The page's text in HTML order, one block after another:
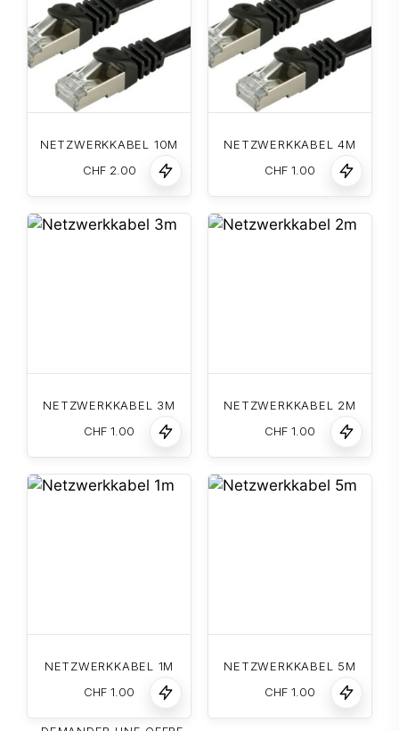
NETZWERKKABEL 10M
CHF2.00
NETZWERKKABEL 4M
CHF 1.00
NETZWERKKABEL 3M
CHF 1.00
NETZWERKKABEL 2M
CHF 1.00
NETZWERKKABEL 1M
CHF 1.00
NETZWERKKABEL 5M
CHF 1.00